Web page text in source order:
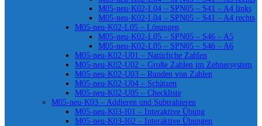
M05-neu-K02-L04 – SPN05 – S41 – A4 links
M05-neu-K02-L04 – SPN05 – S41 – A4 rechts
M05-neu-K02-L05 – Lösungen
M05-neu-K02-L05 – SPN05 – S46 – A5
M05-neu-K02-L05 – SPN05 – S46 – A6
M05-neu-K02-U01 – Natürliche Zahlen
M05-neu-K02-U02 – Große Zahlen im Zehnersystem
M05-neu-K02-U03 – Runden von Zahlen
M05-neu-K02-U04 – Schätzen
M05-neu-K02-U05 – Checkliste
M05-neu-K03 – Addieren und Subtrahieren
M05-neu-K03-I01 – Interaktive Übung
M05-neu-K03-I02 – Interaktive Übungen